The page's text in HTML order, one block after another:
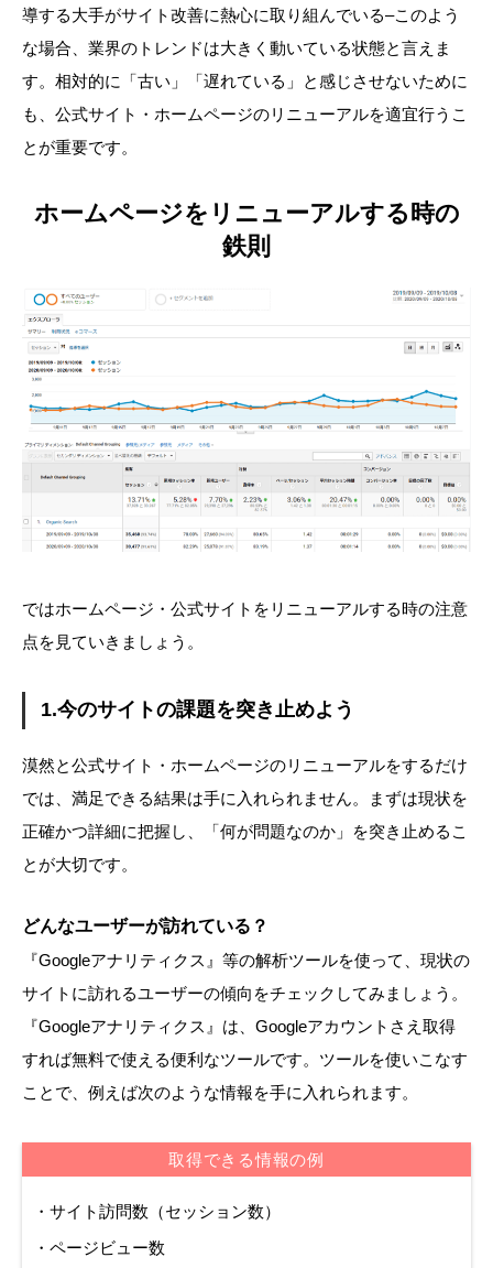
導する大手がサイト改善に熱心に取り組んでいる–このよう
な場合、業界のトレンドは大きく動いている状態と言えま
す。相対的に「古い」「遅れている」と感じさせないために
も、公式サイト・ホームページのリニューアルを適宜行うこ
とが重要です。
ホームページをリニューアルする時の
鉄則
ではホームページ・公式サイトをリニューアルする時の注意
点を見ていきましょう。
1.今のサイトの課題を突き止めよう
漠然と公式サイト・ホームページのリニューアルをするだけ
では、満足できる結果は手に入れられません。まずは現状を
正確かつ詳細に把握し、「何が問題なのか」を突き止めるこ
とが大切です。
どんなユーザーが訪れている？
『Googleアナリティクス』等の解析ツールを使って、現状の
サイトに訪れるユーザーの傾向をチェックしてみましょう。
『Googleアナリティクス』は、Googleアカウントさえ取得
すれば無料で使える便利なツールです。ツールを使いこなす
ことで、例えば次のような情報を手に入れられます。
取得できる情報の例
・サイト訪問数（セッション数）
・ページビュー数